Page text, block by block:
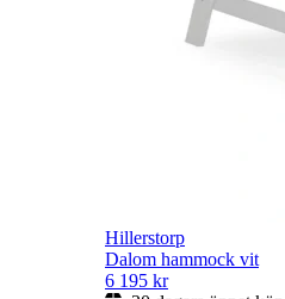
Hillerstorp
Dalom hammock vit
6 195 kr